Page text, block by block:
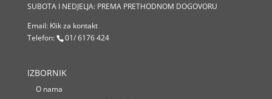
SUBOTA I NEDJELJA: PREMA PRETHODNOM DOGOVORU
Email: Klik za kontakt
Telefon:
01/ 6176 424
IZBORNIK
O nama